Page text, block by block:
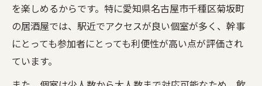
を楽しめるからです。特に愛知県名古屋市千種区菊坂町
の居酒屋では、駅近でアクセスが良い個室が多く、幹事
にとっても参加者にとっても利便性が高い点が評価され
ています。